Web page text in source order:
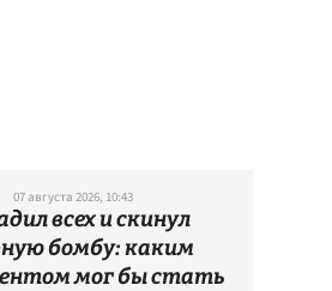
07 августа 2026, 10:43
всех и скинул
бомбу: каким
мог бы стать